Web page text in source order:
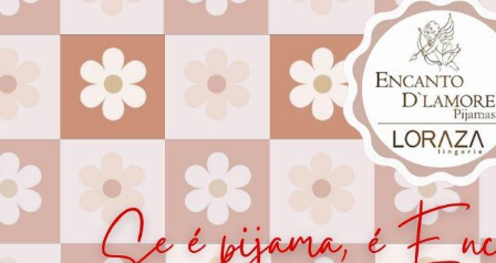
CAMISOLAS E ROBES
CONJUNTOS
SUTIÃS